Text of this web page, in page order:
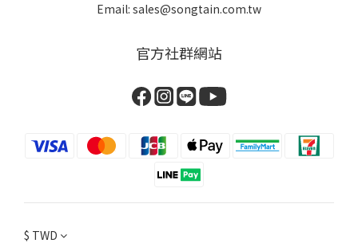
Email: sales@songtain.com.tw
官方社群網站
$ TWD